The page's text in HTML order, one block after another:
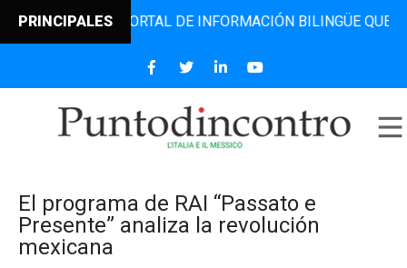
PRINCIPALES
EL PORTAL DE INFORMACIÓN BILINGÜE QUE
El programa de RAI “Passato e
Presente” analiza la revolución
mexicana